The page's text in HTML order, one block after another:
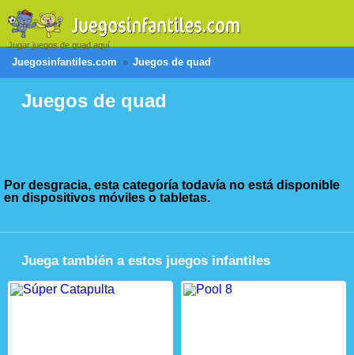
Jugar juegos de quad aquí
Juegosinfantiles.com Juegos de quad
Juegos de quad
Por desgracia, esta categoría todavía no está disponible
en dispositivos móviles o tabletas.
Juega también a estos juegos infantiles